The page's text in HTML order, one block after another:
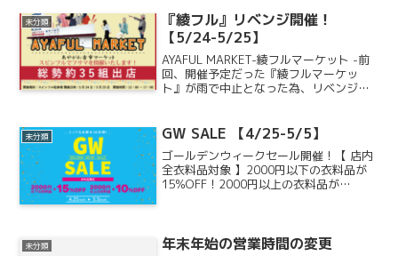
未分類
『綾フル』リベンジ開催！
【5/24-5/25】
AYAFUL MARKET-綾フルマーケット -前
回、開催予定だった『綾フルマーケッ
ト』が雨で中止となった為、リベンジ開
きがございますので、こちらの問い合わ
未分類 GW SALE 【4/25-5/5】
ゴールデンウィークセール開催！【 店内
全衣料品対象 】2000円以下の衣料品が
15%OFF！2000円以上の衣料品が
未分類 年末年始の営業時間の変更